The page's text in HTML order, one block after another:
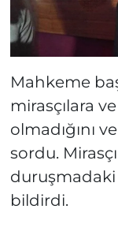
Mahkeme
mirasçılara
olmadığını
sordu.
duruşmadaki
bildirdi.